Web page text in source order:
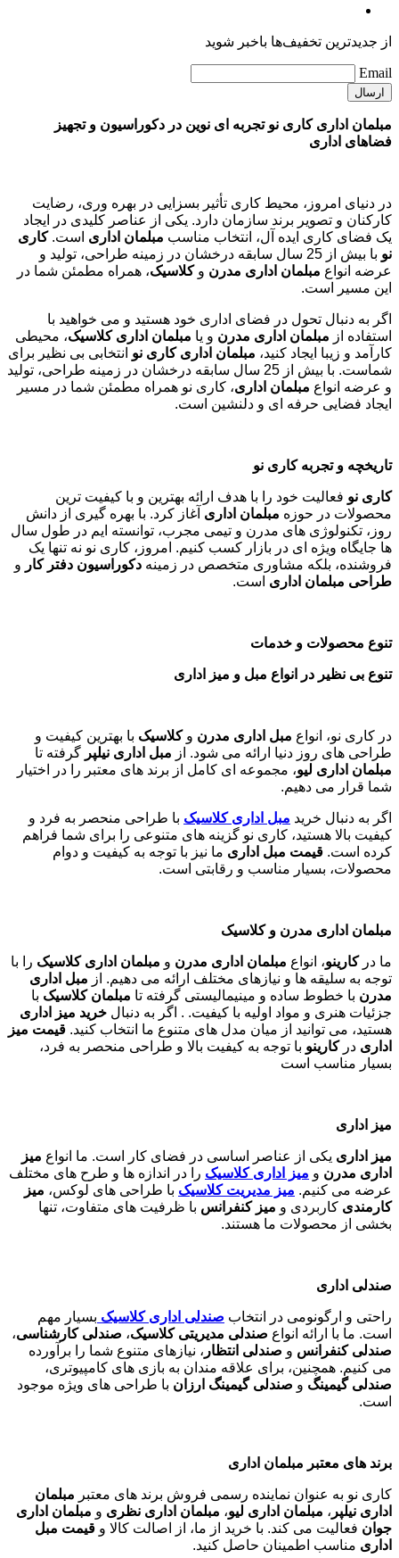
از جدیدترین تخفیف‌ها باخبر شوید
Email
مبلمان اداری کاری نو تجربه ای نوین در دکوراسیون و تجهیز
فضاهای اداری
در دنیای امروز، محیط کاری تأثیر بسزایی در بهره وری، رضایت
کارکنان و تصویر برند سازمان دارد. یکی از عناصر کلیدی در ایجاد
یک فضای کاری ایده آل، انتخاب مناسب مبلمان اداری است.کاری
نو
با بیش از 25 سال سابقه درخشان در زمینه طراحی، تولید و
عرضه انواع مبلمان اداری مدرن وکلاسیک، همراه مطمئن شما در
این مسیر است.
اگر به دنبال تحول در فضای اداری خود هستید و می خواهید با
استفاده از مبلمان اداری مدرن و یا مبلمان اداری کلاسیک، محیطی
کارآمد و زیبا ایجاد کنید، مبلمان اداری کاری نو انتخابی بی نظیر برای
شماست. با بیش از 25 سال سابقه درخشان در زمینه طراحی، تولید
و عرضه انواع مبلمان اداری، کاری نو همراه مطمئن شما در مسیر
ایجاد فضایی حرفه ای و دلنشین است.
تاریخچه و تجربه کاری نو
کاری نو فعالیت خود را با هدف ارائه بهترین و با کیفیت ترین
محصولات در حوزه مبلمان اداری آغاز کرد. با بهره گیری از دانش
روز، تکنولوژی های مدرن و تیمی مجرب، توانسته ایم در طول سال
ها جایگاه ویژه ای در بازار کسب کنیم. امروز، کاری نو نه تنها یک
فروشنده، بلکه مشاوری متخصص در زمینه دکوراسیون دفتر کار و
طراحی مبلمان اداری است.
تنوع محصولات و خدمات
تنوع بی نظیر در انواع مبل و میز اداری
در کاری نو، انواع مبل اداری مدرن وکلاسیک با بهترین کیفیت و
طراحی های روز دنیا ارائه می شود. از مبل اداری نیلپر گرفته تا
مبلمان اداری لیو، مجموعه ای کامل از برند های معتبر را در اختیار
شما قرار می دهیم.
اگر به دنبال خرید مبل اداری کلاسیک با طراحی منحصر به فرد و
کیفیت بالا هستید، کاری نو گزینه های متنوعی را برای شما فراهم
کرده است. قیمت مبل اداری ما نیز با توجه به کیفیت و دوام
محصولات، بسیار مناسب و رقابتی است.
مبلمان اداری مدرن و کلاسیک
ما درکارینو، انواع مبلمان اداری مدرن و مبلمان اداری کلاسیک را با
توجه به سلیقه ها و نیازهای مختلف ارائه می دهیم. از مبل اداری
مدرن با خطوط ساده و مینیمالیستی گرفته تا مبلمان کلاسیک با
جزئیات هنری و مواد اولیه با کیفیت. . اگر به دنبال خرید میز اداری
هستید، می توانید از میان مدل های متنوع ما انتخاب کنید. قیمت میز
اداری درکارینو با توجه به کیفیت بالا و طراحی منحصر به فرد،
بسیار مناسب است
میز اداری
میز اداری یکی از عناصر اساسی در فضای کار است. ما انواع میز
اداری مدرن و میز اداری کلاسیک را در اندازه ها و طرح های مختلف
عرضه می کنیم. میز مدیریت کلاسیک با طراحی های لوکس، میز
کارمندی کاربردی و میز کنفرانس با ظرفیت های متفاوت، تنها
بخشی از محصولات ما هستند.
صندلی اداری
راحتی و ارگونومی در انتخاب صندلی اداری کلاسیک بسیار مهم
است. ما با ارائه انواع صندلی مدیریتی کلاسیک، صندلی کارشناسی،
صندلی کنفرانس و صندلی انتظار ، نیازهای متنوع شما را برآورده
می کنیم. همچنین، برای علاقه مندان به بازی های کامپیوتری،
صندلی گیمینگ و صندلی گیمینگ ارزان با طراحی های ویژه موجود
است.
برند های معتبر مبلمان اداری
کاری نو به عنوان نماینده رسمی فروش برند های معتبر مبلمان
اداری نیلپر ، مبلمان اداری لیو، مبلمان اداری نظری و مبلمان اداری
جوان فعالیت می کند. با خرید از ما، از اصالت کالا و قیمت مبل
اداری مناسب اطمینان حاصل کنید.